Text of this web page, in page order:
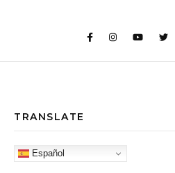
TRANSLATE
Español